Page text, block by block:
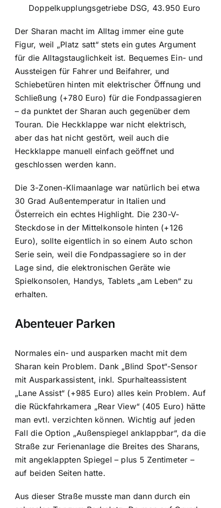
Doppelkupplungsgetriebe DSG, 43.950 Euro
Der Sharan macht im Alltag immer eine gute
Figur, weil „Platz satt“ stets ein gutes Argument
für die Alltagstauglichkeit ist. Bequemes Ein- und
Aussteigen für Fahrer und Beifahrer, und
Schiebetüren hinten mit elektrischer Öffnung und
Schließung (+780 Euro) für die Fondpassagieren
– da punktet der Sharan auch gegenüber dem
Touran. Die Heckklappe war nicht elektrisch,
aber das hat nicht gestört, weil auch die
Heckklappe manuell einfach geöffnet und
geschlossen werden kann.
Die 3-Zonen-Klimaanlage war natürlich bei etwa
30 Grad Außentemperatur in Italien und
Österreich ein echtes Highlight. Die 230-V-
Steckdose in der Mittelkonsole hinten (+126
Euro), sollte eigentlich in so einem Auto schon
Serie sein, weil die Fondpassagiere so in der
Lage sind, die elektronischen Geräte wie
Spielkonsolen, Handys, Tablets „am Leben“ zu
erhalten.
Abenteuer Parken
Normales ein- und ausparken macht mit dem
Sharan kein Problem. Dank „Blind Spot“-Sensor
mit Ausparkassistent, inkl. Spurhalteassistent
„Lane Assist“ (+985 Euro) alles kein Problem. Auf
die Rückfahrkamera „Rear View“ (405 Euro) hätte
man evtl. verzichten können. Wichtig auf jeden
Fall die Option „Außenspiegel anklappbar“, da die
Straße zur Ferienanlage die Breites des Sharans,
mit angeklappten Spiegel – plus 5 Zentimeter –
auf beiden Seiten hatte.
Aus dieser Straße musste man dann durch ein